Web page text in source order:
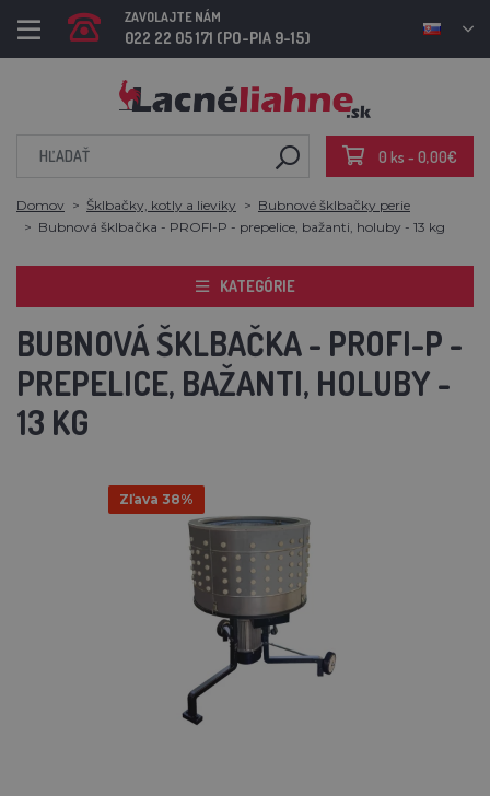
ZAVOLAJTE NÁM
022 22 05 171 (PO-PIA 9-15)
0 ks - 0,00€
Domov Šklbačky, kotly a lieviky
Bubnové šklbačky perie
Bubnová šklbačka - PROFI-P - prepelice, bažanti, holuby - 13 kg
KATEGÓRIE
BUBNOVÁ ŠKLBAČKA - PROFI-P -
PREPELICE, BAŽANTI, HOLUBY -
13 KG
Zľava 38%